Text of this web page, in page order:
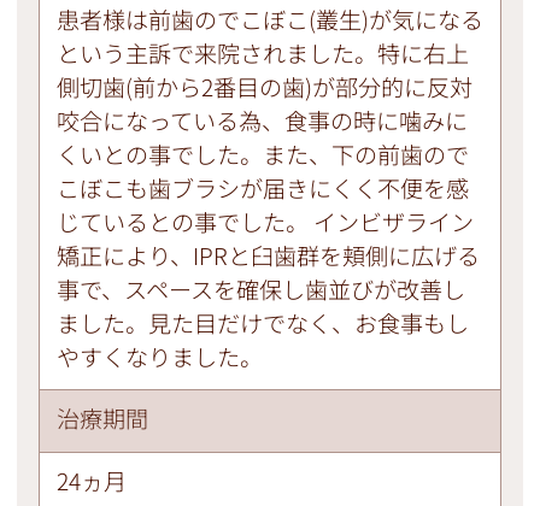
患者様は前歯のでこぼこ(叢生)が気になる
という主訴で来院されました。特に右上
側切歯(前から2番目の歯)が部分的に反対
咬合になっている為、食事の時に噛みに
くいとの事でした。また、下の前歯ので
こぼこも歯ブラシが届きにくく不便を感
じているとの事でした。 インビザライン
矯正により、IPRと臼歯群を頬側に広げる
事で、スペースを確保し歯並びが改善し
ました。見た目だけでなく、お食事もし
やすくなりました。
治療期間
24ヵ月